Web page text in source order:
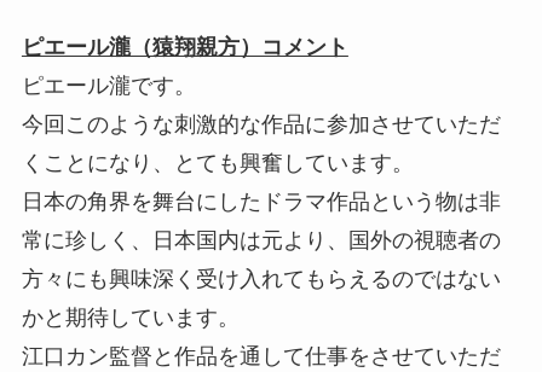
ピエール瀧（猿翔親方）コメント
ピエール瀧です。
今回このような刺激的な作品に参加させていただ
くことになり、とても興奮しています。
日本の角界を舞台にしたドラマ作品という物は非
常に珍しく、日本国内は元より、国外の視聴者の
方々にも興味深く受け入れてもらえるのではない
かと期待しています。
江口カン監督と作品を通して仕事をさせていただ